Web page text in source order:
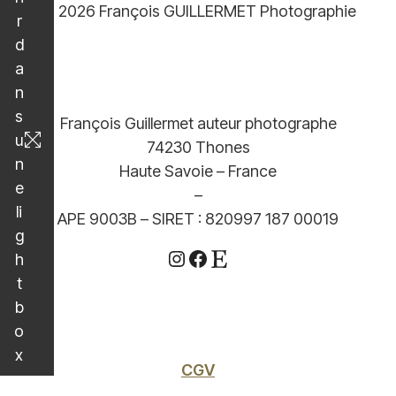
r
d
a
n
s
u
n
e
li
g
h
t
b
o
x
© 2026 François GUILLERMET Photographie
François Guillermet auteur photographe
74230 Thones
Haute Savoie – France
–
APE 9003B – SIRET : 820997 187 00019
Instagram
Facebook
Etsy
CGV